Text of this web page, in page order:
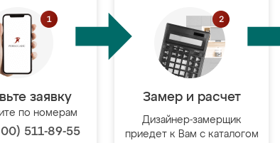
заявку
по номерам
511-89-55
Замер и расчет
Дизайнер-замерщик
приедет к Вам с каталогом